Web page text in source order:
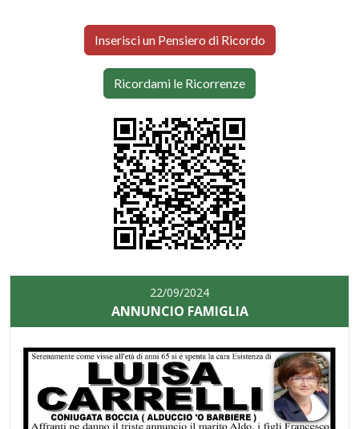
Inserisci un Pensiero di Ricordo
Ricordami le Ricorrenze
22/09/2024
ANNUNCIO FAMIGLIA